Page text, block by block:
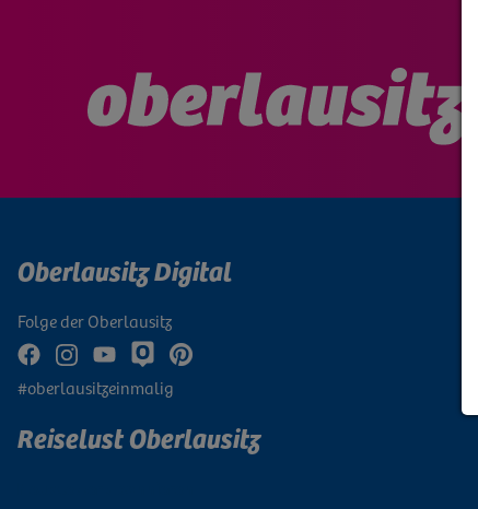
Oberlausitz Digital
Folge der Oberlausitz
#oberlausitzeinmalig
Reiselust Oberlausitz